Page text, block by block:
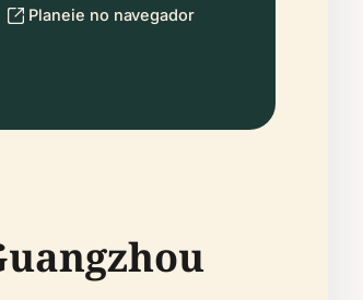
Planeie no navegador